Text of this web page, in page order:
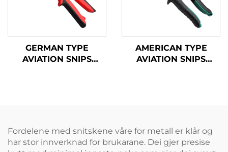
GERMAN TYPE
AVIATION SNIPS
AMERICAN TYPE
AVIATION SNIPS
Fordelene med snitskene våre for metall er klår og
har stor innverknad for brukarane. Dei gjer presise